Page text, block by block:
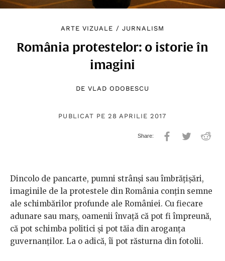
ARTE VIZUALE / JURNALISM
România protestelor: o istorie în
imagini
DE VLAD ODOBESCU
PUBLICAT PE 28 APRILIE 2017
Dincolo de pancarte, pumni strânși sau îmbrățișări,
imaginile de la protestele din România conțin semne
ale schimbărilor profunde ale României. Cu fiecare
adunare sau marș, oamenii învață că pot fi împreună,
că pot schimba politici și pot tăia din aroganța
guvernanților. La o adică, îi pot răsturna din fotolii.